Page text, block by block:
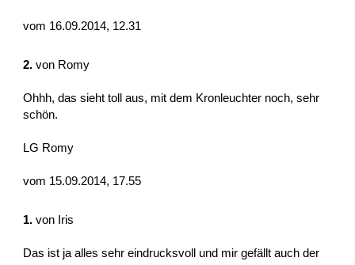
vom 16.09.2014, 12.31
2. von Romy
Ohhh, das sieht toll aus, mit dem Kronleuchter noch, sehr
schön.
LG Romy
vom 15.09.2014, 17.55
1. von Iris
Das ist ja alles sehr eindrucksvoll und mir gefällt auch der